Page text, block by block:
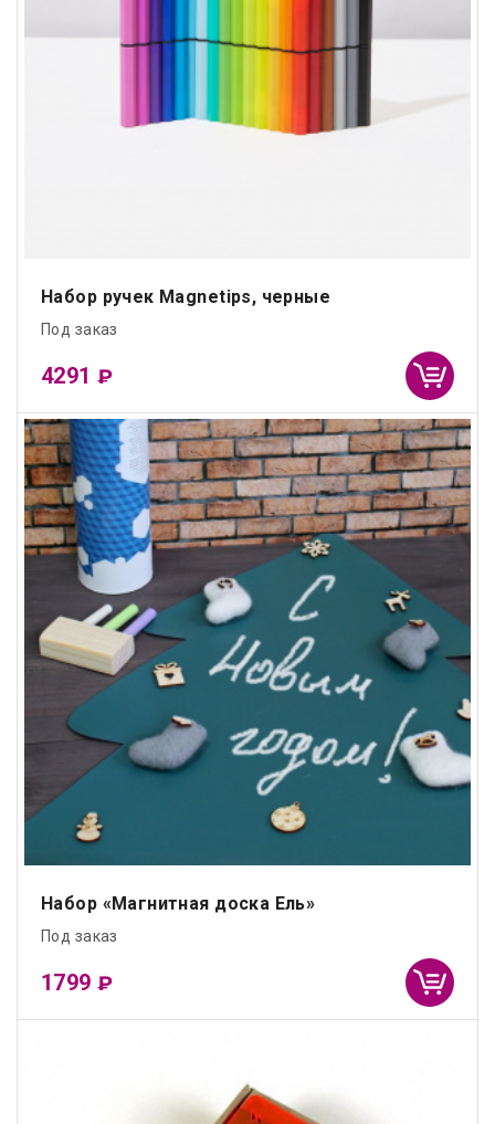
Набор ручек Magnetips, черные
Под заказ
4291₽
Набор «Магнитная доска Ель»
Под заказ
1799₽